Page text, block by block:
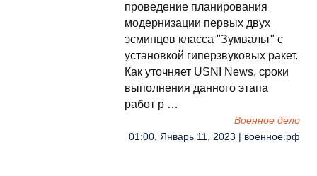
проведение планирования
модернизации первых двух
эсминцев класса "Зумвальт" с
установкой гиперзвуковых ракет.
Как уточняет USNI News, сроки
выполнения данного этапа
работ р …
Военное дело
01:00, Январь 11, 2023 | военное.рф